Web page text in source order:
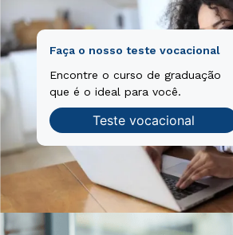
Faça o nosso teste vocacional
Encontre o curso de graduação
que é o ideal para você.
Teste vocacional